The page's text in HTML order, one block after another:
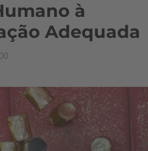
à
Adequada